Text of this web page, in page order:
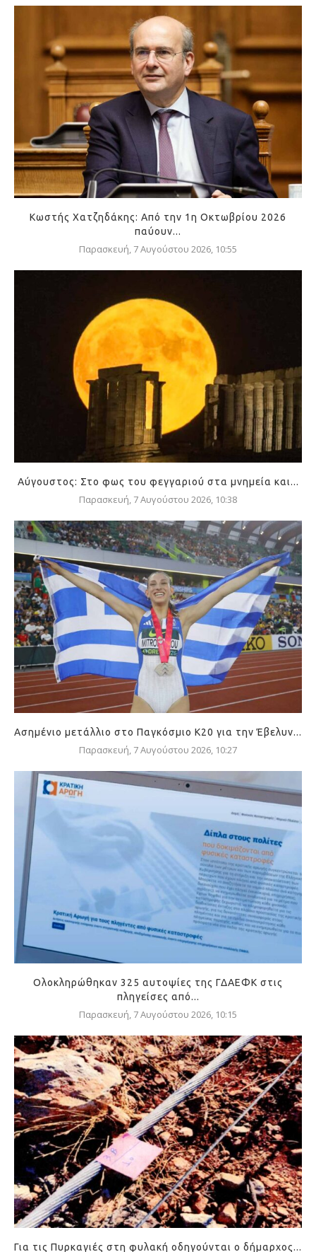
Κωστής Χατζηδάκης: Από την 1η Οκτωβρίου 2026
παύουν...
Παρασκευή, 7 Αυγούστου 2026, 10:55
Αύγουστος: Στο φως του φεγγαριού στα μνημεία και...
Παρασκευή, 7 Αυγούστου 2026, 10:38
Ασημένιο μετάλλιο στο Παγκόσμιο Κ20 για την Έβελυν...
Παρασκευή, 7 Αυγούστου 2026, 10:27
Ολοκληρώθηκαν 325 αυτοψίες της ΓΔΑΕΦΚ στις
πληγείσες από...
Παρασκευή, 7 Αυγούστου 2026, 10:15
Για τις Πυρκαγιές στη φυλακή οδηγούνται ο δήμαρχος...